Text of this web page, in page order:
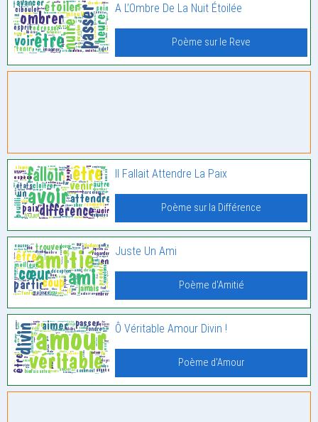
A L’Ombre De La Nuit Étoilée
Poème sur le Reve
Il Fallait Attendre La Paix
Poème sur la Différence
Juste Un Ami
Poème d'Amitié
Ô Véritable Amour Divin !
Poème d'Amour